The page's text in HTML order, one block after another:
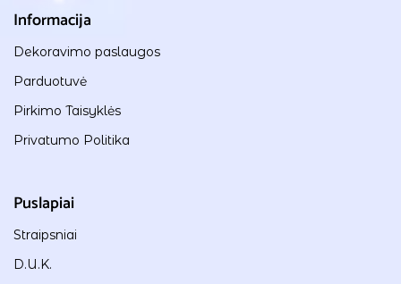
Informacija
Dekoravimo paslaugos
Parduotuvė
Pirkimo Taisyklės
Privatumo Politika
Puslapiai
Straipsniai
D.U.K.